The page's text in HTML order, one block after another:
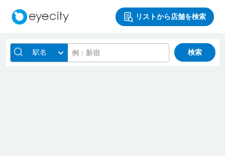
リストから店舗を検索
駅名 検索